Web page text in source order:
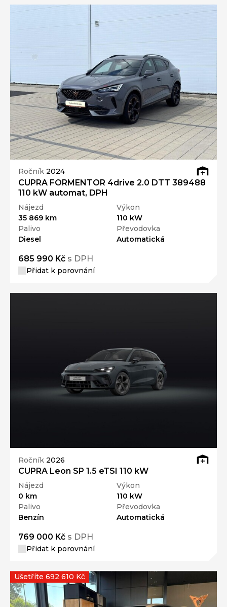
Ročník 2024
CUPRA FORMENTOR 4drive 2.0 DTT 389488
110 kW automat, DPH
Nájezd
35 869 km
Výkon
110 kW
Palivo
Diesel
Převodovka
Automatická
685 990 Kč s DPH
Přidat k porovnání
Ročník 2026
CUPRA Leon SP 1.5 eTSI 110 kW
Nájezd
0 km
Výkon
110 kW
Palivo
Benzín
Převodovka
Automatická
769 000 Kč s DPH
Přidat k porovnání
Ušetříte 692 610 Kč